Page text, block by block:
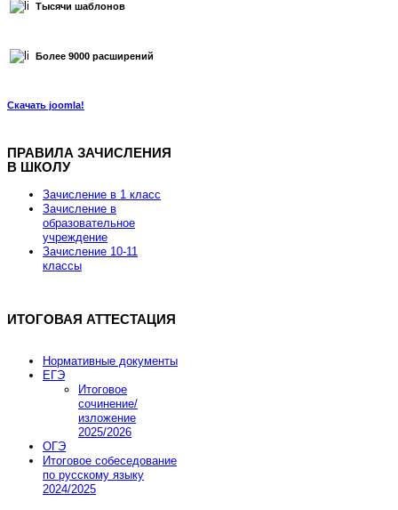
Тысячи шаблонов
Более 9000 расширений
Скачать joomla!
Хостинг для Joomla от REG.RU
Скидка 15% на заказ хостинга и VPS
Заказать хостинг
ПРАВИЛА ЗАЧИСЛЕНИЯ
В ШКОЛУ
Зачисление в 1 класс
Зачисление в
образовательное
учреждение
Зачисление 10-11
классы
ИТОГОВАЯ АТТЕСТАЦИЯ
Нормативные документы
ЕГЭ
Итоговое
сочинение/
изложение
2025/2026
ОГЭ
Итоговое собеседование
по русскому языку
2024/2025